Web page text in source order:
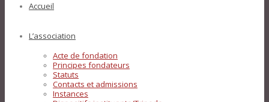
Accueil
L’association
Acte de fondation
Principes fondateurs
Statuts
Contacts et admissions
Instances